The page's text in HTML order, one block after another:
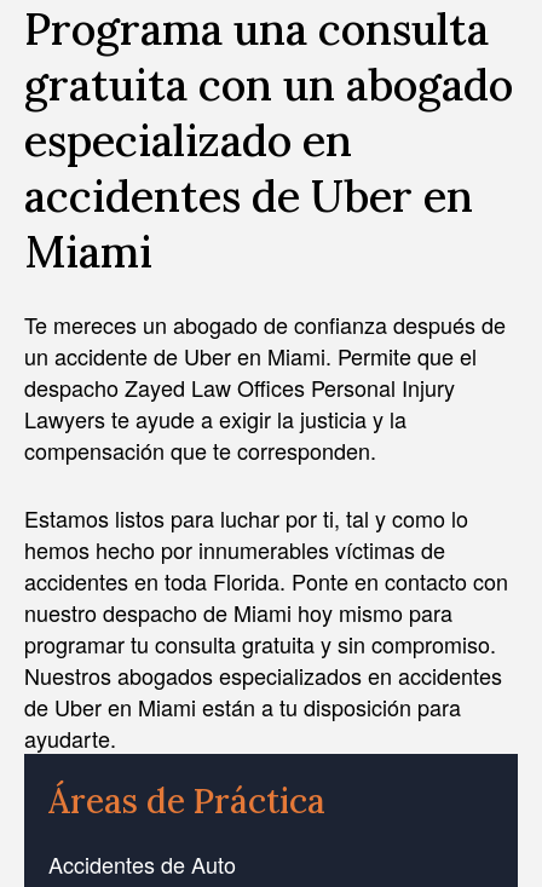
Programa una consulta
gratuita con un abogado
especializado en
accidentes de Uber en
Miami
Te mereces un abogado de confianza después de
un accidente de Uber en Miami. Permite que el
despacho Zayed Law Offices Personal Injury
Lawyers te ayude a exigir la justicia y la
compensación que te corresponden.
Estamos listos para luchar por ti, tal y como lo
hemos hecho por innumerables víctimas de
accidentes en toda Florida. Ponte en contacto con
nuestro despacho de Miami hoy mismo para
programar tu consulta gratuita y sin compromiso.
Nuestros abogados especializados en accidentes
de Uber en Miami están a tu disposición para
ayudarte.
Áreas de Práctica
Accidentes de Auto